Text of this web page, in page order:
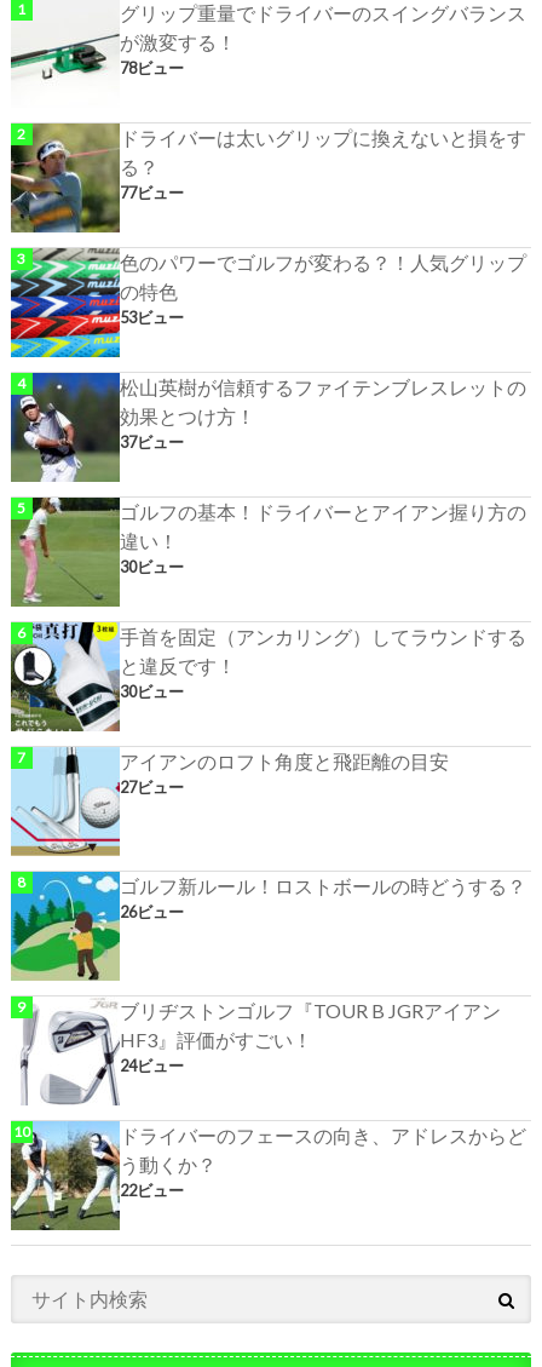
グリップ重量でドライバーのスイングバランス
が激変する！
78ビュー
ドライバーは太いグリップに換えないと損をす
る？
77ビュー
色のパワーでゴルフが変わる？！人気グリップ
の特色
53ビュー
松山英樹が信頼するファイテンブレスレットの
効果とつけ方！
37ビュー
ゴルフの基本！ドライバーとアイアン握り方の
違い！
30ビュー
手首を固定（アンカリング）してラウンドする
と違反です！
30ビュー
アイアンのロフト角度と飛距離の目安
27ビュー
ゴルフ新ルール！ロストボールの時どうする？
26ビュー
ブリヂストンゴルフ『TOUR B JGRアイアン
HF3』評価がすごい！
24ビュー
ドライバーのフェースの向き、アドレスからど
う動くか？
22ビュー